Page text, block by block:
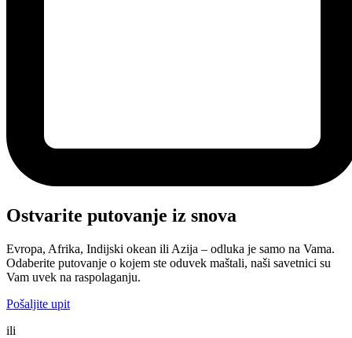
Ostvarite putovanje iz snova
Evropa, Afrika, Indijski okean ili Azija – odluka je samo na Vama.
Odaberite putovanje o kojem ste oduvek maštali, naši savetnici su
Vam uvek na raspolaganju.
Pošaljite upit
ili